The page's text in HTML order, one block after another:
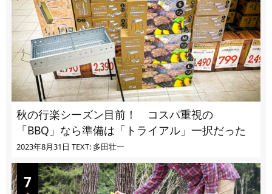
秋の行楽シーズン目前！ コスパ重視の
「BBQ」なら準備は「トライアル」一択だった
2023年8月31日 TEXT: 多田壮一